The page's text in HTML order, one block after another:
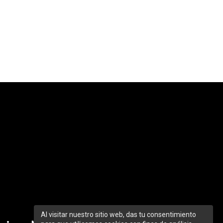
Al visitar nuestro sitio web, das tu consentimiento